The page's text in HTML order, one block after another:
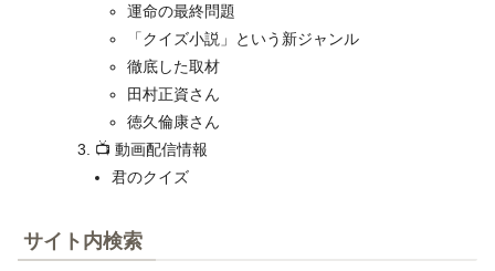
運命の最終問題
「クイズ小説」という新ジャンル
徹底した取材
田村正資さん
徳久倫康さん
📺 動画配信情報
君のクイズ
サイト内検索